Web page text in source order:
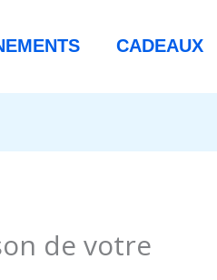
CADEAUX
de votre